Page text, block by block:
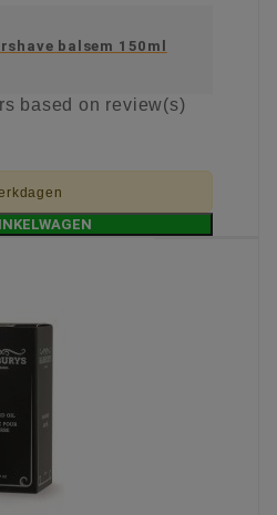
balsem 150ml
based on review(s)